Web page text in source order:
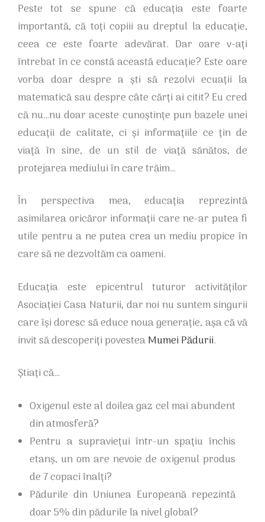
Peste tot se spune că educația este foarte
importantă, că toți copiii au dreptul la educație,
ceea ce este foarte adevărat. Dar oare v-ați
întrebat în ce constă această educație? Este oare
vorba doar despre a ști să rezolvi ecuații la
matematică sau despre câte cărți ai citit? Eu cred
că nu…nu doar aceste cunoștințe pun bazele unei
educații de calitate, ci și informațiile ce țin de
viață în sine, de un stil de viață sănătos, de
protejarea mediului în care trăim…
În perspectiva mea, educația reprezintă
asimilarea oricăror informații care ne-ar putea fi
utile pentru a ne putea crea un mediu propice în
care să ne dezvoltăm ca oameni.
Educația este epicentrul tuturor activităților
Asociației Casa Naturii, dar noi nu suntem singurii
care își doresc să educe noua generație, așa că vă
invit să descoperiți povesteaMumei Pădurii.
Știați că…
Oxigenul este al doilea gaz cel mai abundent
din atmosferă?
Pentru a supraviețui într-un spațiu închis
etanș, un om are nevoie de oxigenul produs
de 7 copaci înalți?
Pădurile din Uniunea Europeană repezintă
doar 5% din pădurile la nivel global?